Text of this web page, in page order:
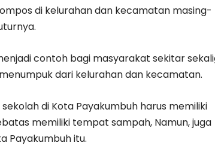
di kelurahan dan kecamatan masing-
contoh bagi masyarakat sekitar
dari kelurahan dan kecamatan.
di Kota Payakumbuh harus memiliki
memiliki tempat sampah, Namun, juga
Payakumbuh itu.